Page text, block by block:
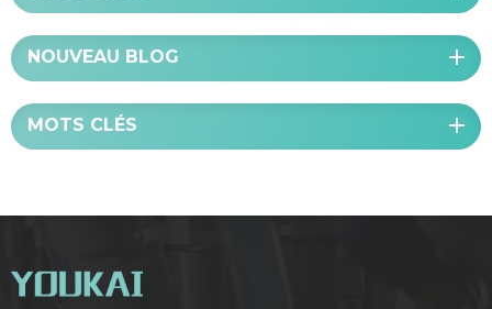
NOUVEAU BLOG
MOTS CLÉS